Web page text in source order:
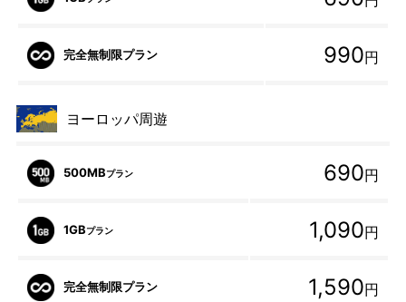
完全無制限プラン 990円
ヨーロッパ周遊
500MBプラン 690円
1GBプラン 1,090円
完全無制限プラン 1,590円